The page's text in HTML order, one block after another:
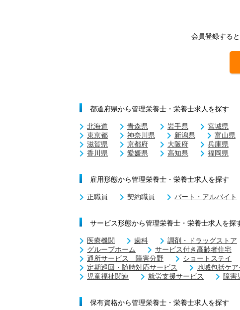
会員登録する
都道府県から管理栄養士・栄養士求人を探す
北海道 青森県 岩手県 宮城県
東京都
神奈川県 新潟県 富山県
滋賀県
京都府 大阪府 兵庫県
香川県
愛媛県 高知県 福岡県
雇用形態から管理栄養士・栄養士求人を探す
正職員 契約職員 パート・アルバイト
サービス形態から管理栄養士・栄養士求人を探
医療機関 歯科 調剤・ドラッグストア
グループホーム
サービス付き高齢者住宅
通所サービス 障害分野
ショートステイ
定期巡回・随時対応サービス
地域包括ケア
児童福祉関連
就労支援サービス 障害
保有資格から管理栄養士・栄養士求人を探す